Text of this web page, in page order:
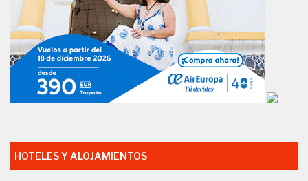
HOTELES Y ALOJAMIENTOS